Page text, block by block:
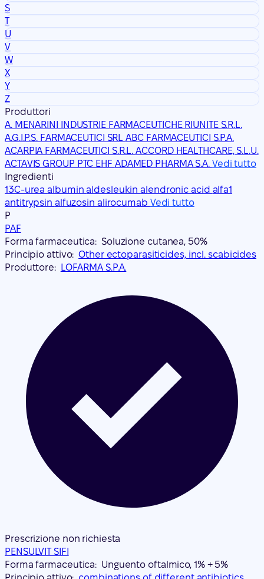
S
T
U
V
W
X
Y
Z
Produttori
A. MENARINI INDUSTRIE FARMACEUTICHE RIUNITE S.R.L.
A.G.I.P.S. FARMACEUTICI SRLABC FARMACEUTICI S.P.A.
ACARPIA FARMACEUTICI S.R.L.ACCORD HEALTHCARE, S.L.U.
ACTAVIS GROUP PTC EHF ADAMED PHARMA S.A. Vedi tutto
Ingredienti
13C-ureaalbuminaldesleukinalendronic acid alfa1
antitrypsin alfuzosin alirocumab Vedi tutto
P
PAF
Forma farmaceutica: Soluzione cutanea, 50%
Principio attivo: Other ectoparasiticides, incl. scabicides
Produttore:
LOFARMA S.P.A.
Prescrizione non richiesta
PENSULVIT SIFI
Forma farmaceutica: Unguento oftalmico, 1% + 5%